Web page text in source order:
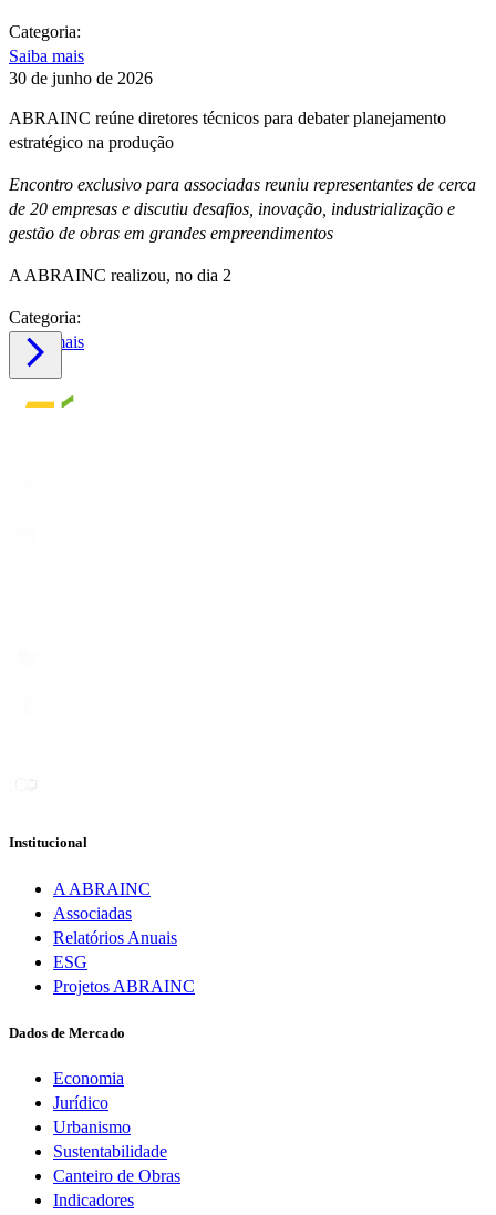
Categoria:
Saiba mais
30 de junho de 2026
ABRAINC reúne diretores técnicos para debater planejamento
estratégico na produção
Encontro exclusivo para associadas reuniu representantes de cerca
de 20 empresas e discutiu desafios, inovação, industrialização e
gestão de obras em grandes empreendimentos
A ABRAINC realizou, no dia 2
Categoria:
Saiba mais

Institucional
A ABRAINC
Associadas
Relatórios Anuais
ESG
Projetos ABRAINC
Dados de Mercado
Economia
Jurídico
Urbanismo
Sustentabilidade
Canteiro de Obras
Indicadores